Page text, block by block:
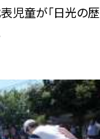
児童が「日光の歴